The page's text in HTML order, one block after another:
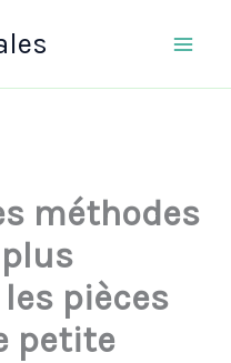
méthodes
pièces
petite